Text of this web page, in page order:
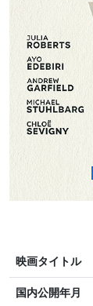
映画タイトル
国内公開年月